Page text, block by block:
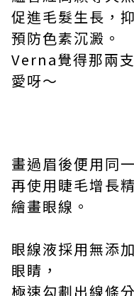
促進毛髮生長，
預防色素沉澱。
Verna覺得那兩
愛呀～
畫過眉後便用同
再使用睫毛增長
繪畫眼線。
眼線液採用無添
眼睛，
極速勾劃出線條